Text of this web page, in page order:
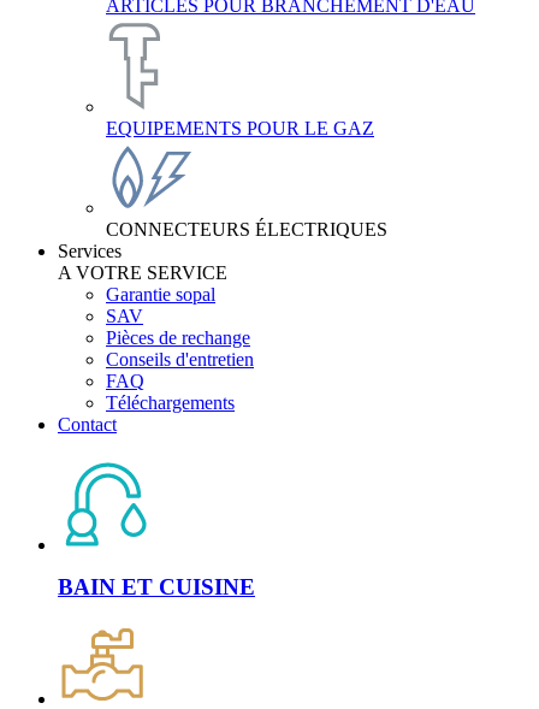
ARTICLES POUR BRANCHEMENT D'EAU
EQUIPEMENTS POUR LE GAZ
CONNECTEURS ÉLECTRIQUES
Services
A VOTRE SERVICE
Garantie sopal
SAV
Pièces de rechange
Conseils d'entretien
FAQ
Téléchargements
Contact
BAIN ET CUISINE